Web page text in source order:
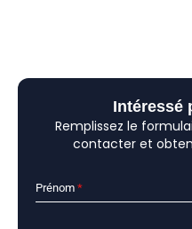
Intéressé
Remplissez le
contacter et
Prénom *